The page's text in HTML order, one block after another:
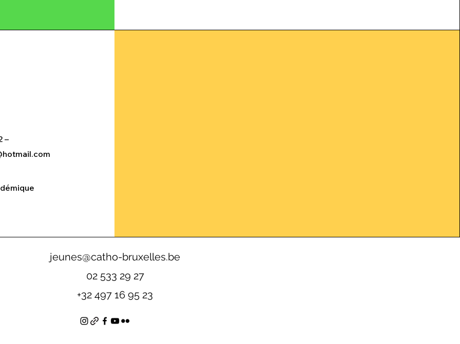
–
jeunes@catho-bruxelles.be
02 533 29 27
+32 497 16 95 23